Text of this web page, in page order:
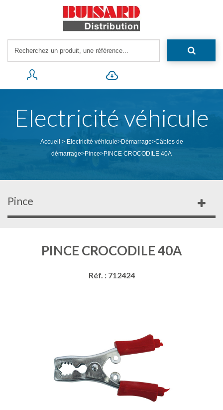
Electricité véhicule
Accueil > Electricité véhicule>Démarrage>Câbles de
démarrage>Pince>PINCE CROCODILE 40A
Pince
PINCE CROCODILE 40A
Réf. : 712424